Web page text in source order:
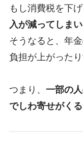
もし消費税を下
入が減ってしま
そうなると、年
負担が上がった
つまり、 一部の
でしわ寄せがくる